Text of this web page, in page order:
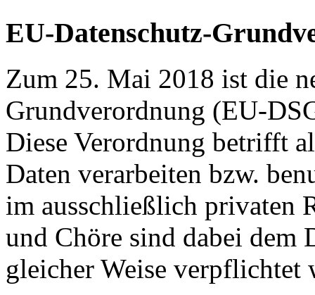
EU-Datenschutz-
Zum 25. Mai 2018 ist die
Grundverordnung (EU-
Diese Verordnung betrifft
Daten verarbeiten bzw.
im ausschließlich privaten
und Chöre sind dabei dem
gleicher Weise verpflichtet